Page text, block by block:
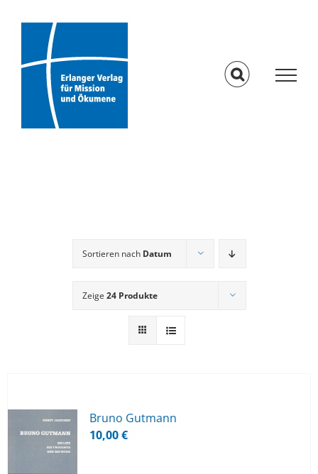
Sortieren nach Datum
Zeige 24 Produkte
Bru­no Gut­mann
10,00€